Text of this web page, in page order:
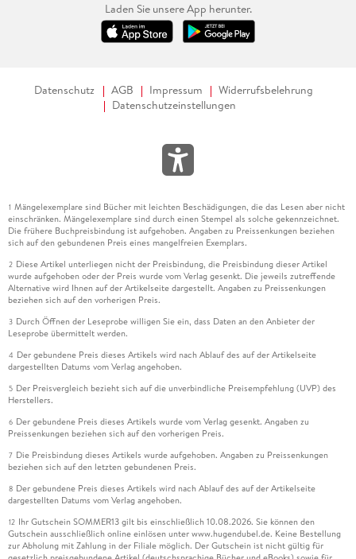
Laden Sie unsere App herunter.
Datenschutz AGB Impressum
Widerrufsbelehrung
Datenschutzeinstellungen
1 Mängelexemplare sind Bücher mit leichten Beschädigungen, die das Lesen aber nicht
einschränken. Mängelexemplare sind durch einen Stempel als solche gekennzeichnet.
Die frühere Buchpreisbindung ist aufgehoben. Angaben zu Preissenkungen beziehen
sich auf den gebundenen Preis eines mangelfreien Exemplars.
2 Diese Artikel unterliegen nicht der Preisbindung, die Preisbindung dieser Artikel
wurde aufgehoben oder der Preis wurde vom Verlag gesenkt. Die jeweils zutreffende
Alternative wird Ihnen auf der Artikelseite dargestellt. Angaben zu Preissenkungen
beziehen sich auf den vorherigen Preis.
3 Durch Öffnen der Leseprobe willigen Sie ein, dass Daten an den Anbieter der
Leseprobe übermittelt werden.
4 Der gebundene Preis dieses Artikels wird nach Ablauf des auf der Artikelseite
dargestellten Datums vom Verlag angehoben.
5 Der Preisvergleich bezieht sich auf die unverbindliche Preisempfehlung (UVP) des
Herstellers.
6 Der gebundene Preis dieses Artikels wurde vom Verlag gesenkt. Angaben zu
Preissenkungen beziehen sich auf den vorherigen Preis.
7 Die Preisbindung dieses Artikels wurde aufgehoben. Angaben zu Preissenkungen
beziehen sich auf den letzten gebundenen Preis.
8 Der gebundene Preis dieses Artikels wird nach Ablauf des auf der Artikelseite
dargestellten Datums vom Verlag angehoben.
12 Ihr Gutschein SOMMER13 gilt bis einschließlich 10.08.2026. Sie können den
Gutschein ausschließlich online einlösen unter www.hugendubel.de. Keine Bestellung
zur Abholung mit Zahlung in der Filiale möglich. Der Gutschein ist nicht gültig für